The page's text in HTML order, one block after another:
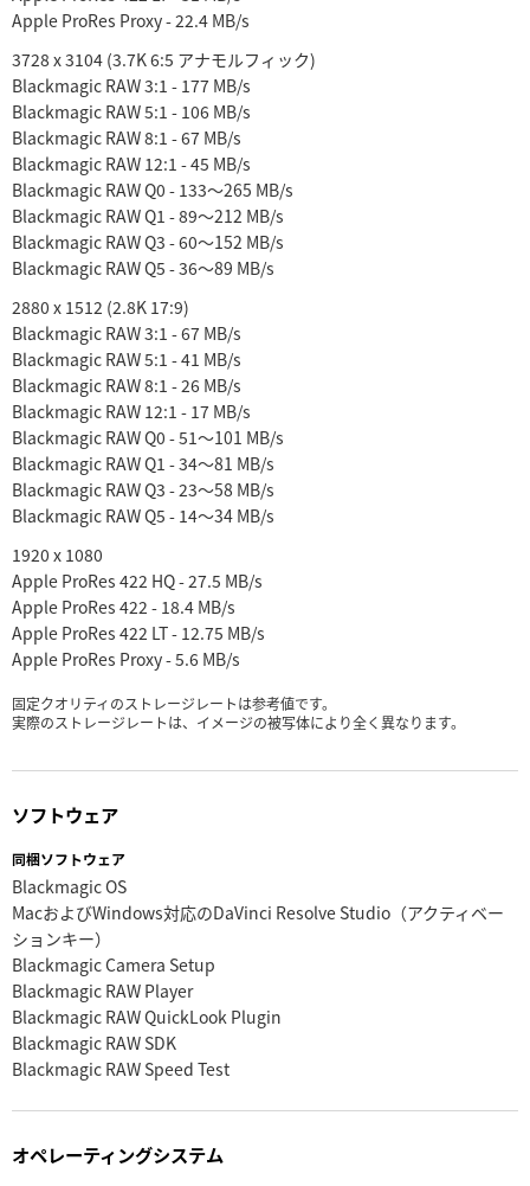
Apple ProRes Proxy - 22.4 MB/s
3728 x 3104 (3.7K 6:5 アナモルフィック)
Blackmagic RAW 3:1 - 177 MB/s
Blackmagic RAW 5:1 - 106 MB/s
Blackmagic RAW 8:1 - 67 MB/s
Blackmagic RAW 12:1 - 45 MB/s
Blackmagic RAW Q0 - 133〜265 MB/s
Blackmagic RAW Q1 - 89〜212 MB/s
Blackmagic RAW Q3 - 60〜152 MB/s
Blackmagic RAW Q5 - 36〜89 MB/s
2880 x 1512 (2.8K 17:9)
Blackmagic RAW 3:1 - 67 MB/s
Blackmagic RAW 5:1 - 41 MB/s
Blackmagic RAW 8:1 - 26 MB/s
Blackmagic RAW 12:1 - 17 MB/s
Blackmagic RAW Q0 - 51〜101 MB/s
Blackmagic RAW Q1 - 34〜81 MB/s
Blackmagic RAW Q3 - 23〜58 MB/s
Blackmagic RAW Q5 - 14〜34 MB/s
1920 x 1080
Apple ProRes 422 HQ - 27.5 MB/s
Apple ProRes 422 - 18.4 MB/s
Apple ProRes 422 LT - 12.75 MB/s
Apple ProRes Proxy - 5.6 MB/s
固定クオリティのストレージレートは参考値です。
実際のストレージレートは、イメージの被写体により全く異なります。
ソフトウェア
同梱ソフトウェア
Blackmagic OS
MacおよびWindows対応のDaVinci Resolve Studio（アクティベー
ションキー）
Blackmagic Camera Setup
Blackmagic RAW Player
Blackmagic RAW QuickLook Plugin
Blackmagic RAW SDK
Blackmagic RAW Speed Test
オペレーティングシステム